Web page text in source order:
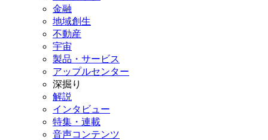
金融
地域創生
不動産
宇宙
製品・サービス
アップルセンター
深掘り
解説
インタビュー
特集・連載
音声コンテンツ